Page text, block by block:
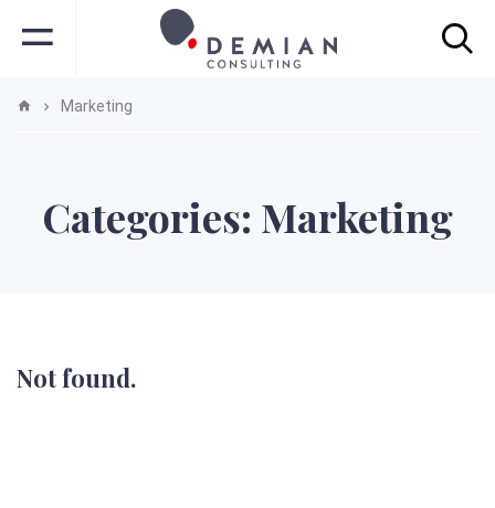
Marketing
Categories: Marketing
Not found.